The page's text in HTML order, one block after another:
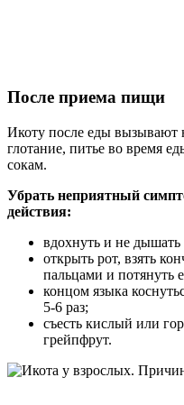
После приема пищи
Икоту после еды вызывают
глотание, питье во время
сокам.
Убрать неприятный
действия:
вдохнуть и не
открыть рот, взять
пальцами и потянуть
концом языка
5-6 раз;
съесть кислый или
грейпфрут.